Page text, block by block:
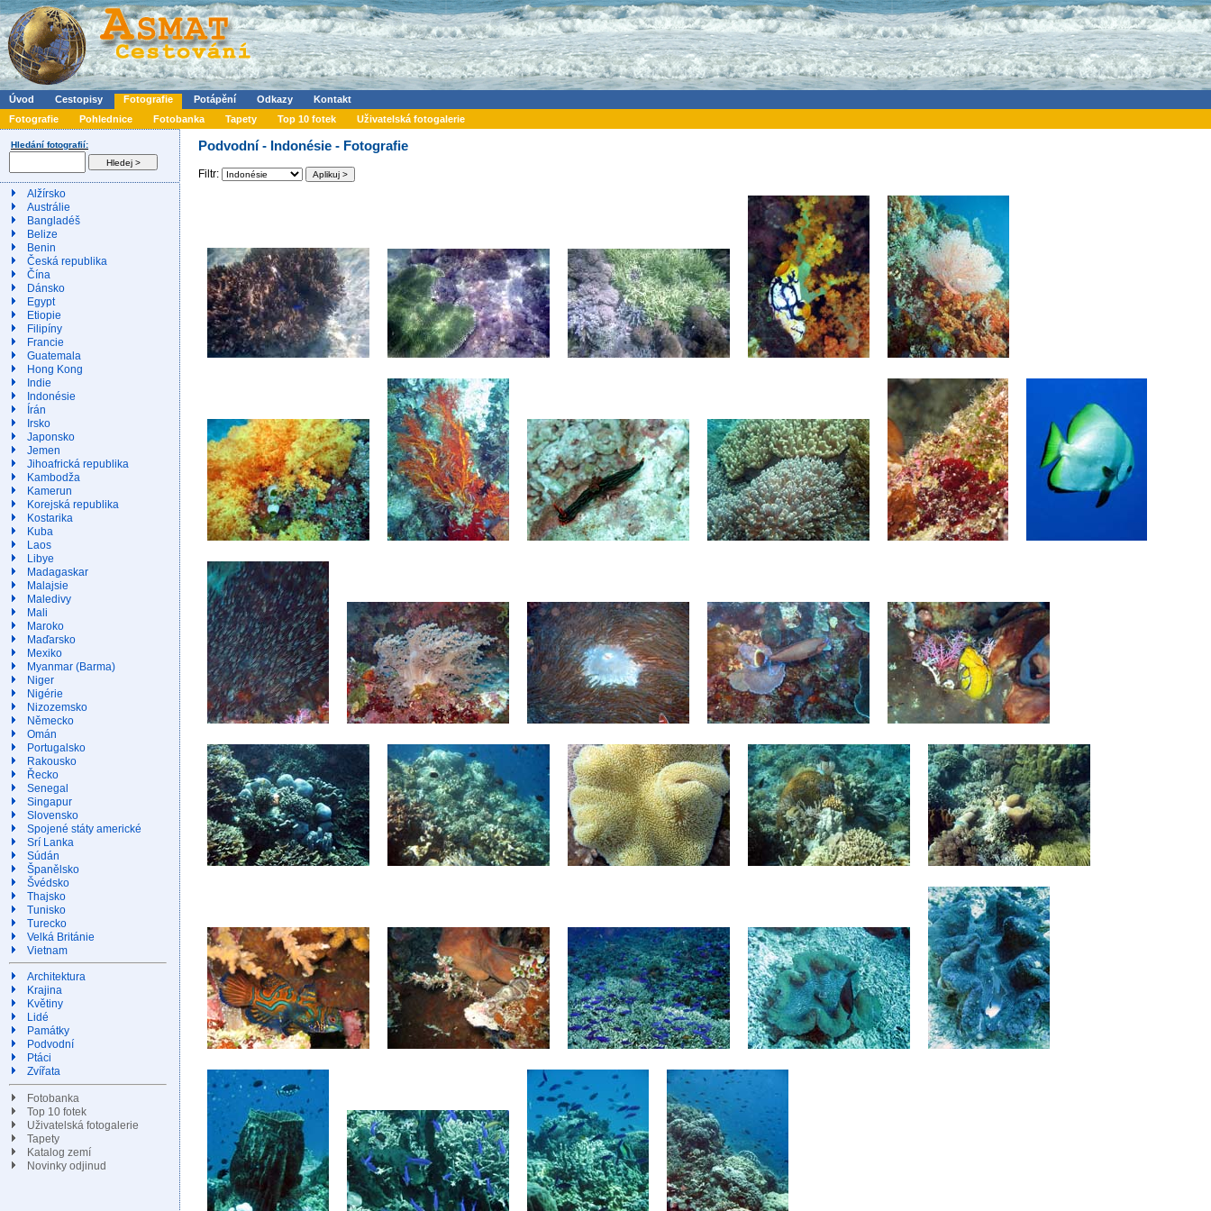
Úvod Cestopisy Fotografie Potápění Odkazy
Kontakt
Fotografie
Pohlednice Fotobanka Tapety Top 10 fotek Uživatelská fotogalerie
Hledání fotografií:
Alžírsko
Austrálie
Bangladéš
Belize
Benin
Česká republika
Čína
Dánsko
Egypt
Etiopie
Filipíny
Francie
Guatemala
Hong Kong
Indie
Indonésie
Írán
Irsko
Japonsko
Jemen
Jihoafrická republika
Kambodža
Kamerun
Korejská republika
Kostarika
Kuba
Laos
Libye
Madagaskar
Malajsie
Maledivy
Mali
Maroko
Maďarsko
Mexiko
Myanmar (Barma)
Niger
Nigérie
Nizozemsko
Německo
Omán
Portugalsko
Rakousko
Řecko
Senegal
Singapur
Slovensko
Spojené státy americké
Srí Lanka
Súdán
Španělsko
Švédsko
Thajsko
Tunisko
Turecko
Velká Británie
Vietnam
Architektura
Krajina
Květiny
Lidé
Památky
Podvodní
Ptáci
Zvířata
Fotobanka
Top 10 fotek
Uživatelská fotogalerie
Tapety
Katalog zemí
Novinky odjinud
Podvodní - Indonésie - Fotografie
Filtr: